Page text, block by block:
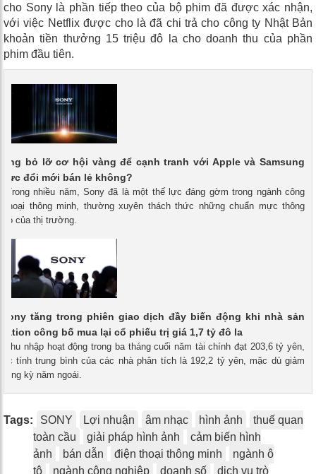
cho Sony là phần tiếp theo của bộ phim đã được xác nhận,
với việc Netflix được cho là đã chi trả cho công ty Nhật Bản
khoản tiền thưởng 15 triệu đô la cho doanh thu của phần
phim đầu tiên.
bỏ lỡ cơ hội vàng để cạnh tranh với Apple và Samsung
đổi mới bán lẻ không?
Trong nhiều năm, Sony đã là một thế lực đáng gờm trong ngành công
thoại thông minh, thường xuyên thách thức những chuẩn mực thông
của thị trường.
tăng trong phiên giao dịch đầy biến động khi nhà sản
công bố mua lại cổ phiếu trị giá 1,7 tỷ đô la
Thu nhập hoạt động trong ba tháng cuối năm tài chính đạt 203,6 tỷ yên,
tính trung bình của các nhà phân tích là 192,2 tỷ yên, mặc dù giảm
kỳ năm ngoái.
Tags: SONY Lợi nhuận âm nhạc hình ảnh
thuế quan
toàn cầu
giải pháp hình ảnh
cảm biến hình
ảnh
bán dẫn điện thoại thông minh
ngành ô
tô
ngành công nghiệp doanh số dịch vụ trò